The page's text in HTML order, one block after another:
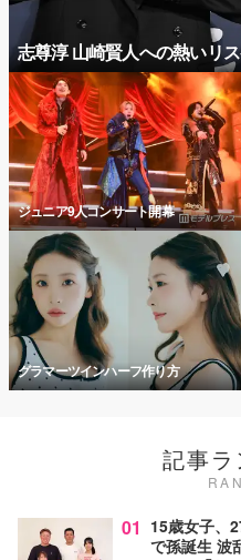
志尊淳 山崎賢人への熱いリ
ジュニア9人コンサート開幕
グラマーツインハーフ作り方
記事
01 15歳女子、
で孫誕生 波